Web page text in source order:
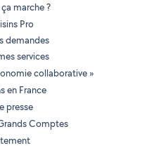
marche ?
Pro
demandes
services
collaborative »
en France
presse
Comptes